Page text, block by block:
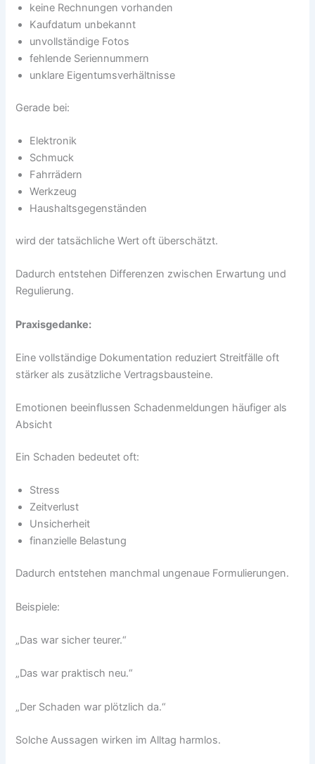
keine Rechnungen vorhanden
Kaufdatum unbekannt
unvollständige Fotos
fehlende Seriennummern
unklare Eigentumsverhältnisse
Gerade bei:
Elektronik
Schmuck
Fahrrädern
Werkzeug
Haushaltsgegenständen
wird der tatsächliche Wert oft überschätzt.
Dadurch entstehen Differenzen zwischen Erwartung und
Regulierung.
Praxisgedanke:
Eine vollständige Dokumentation reduziert Streitfälle oft
stärker als zusätzliche Vertragsbausteine.
Emotionen beeinflussen Schadenmeldungen häufiger als
Absicht
Ein Schaden bedeutet oft:
Stress
Zeitverlust
Unsicherheit
finanzielle Belastung
Dadurch entstehen manchmal ungenaue Formulierungen.
Beispiele:
„Das war sicher teurer.“
„Das war praktisch neu.“
„Der Schaden war plötzlich da.“
Solche Aussagen wirken im Alltag harmlos.